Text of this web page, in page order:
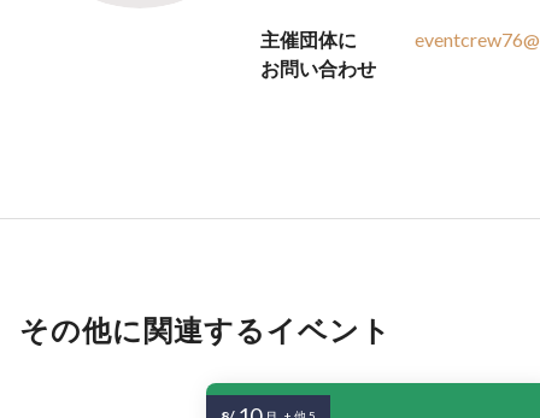
主催団体に
お問い合わせ
その他に関連するイベント